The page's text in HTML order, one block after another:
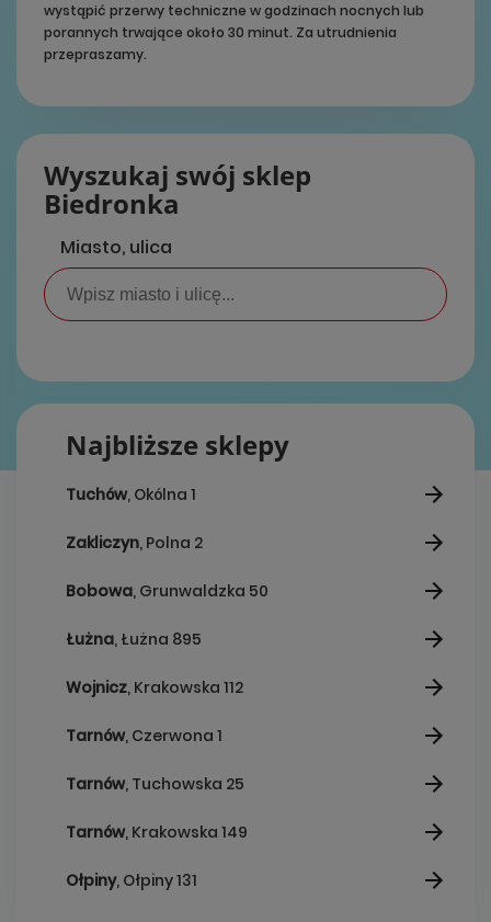
wystąpić przerwy techniczne w godzinach nocnych lub
porannych trwające około 30 minut. Za utrudnienia
przepraszamy.
Wyszukaj swój sklep
Biedronka
Miasto, ulica
Najbliższe sklepy
Tuchów, Okólna 1
Zakliczyn, Polna 2
Bobowa, Grunwaldzka 50
Łużna, Łużna 895
Wojnicz, Krakowska 112
Tarnów, Czerwona 1
Tarnów, Tuchowska 25
Tarnów, Krakowska 149
Ołpiny, Ołpiny 131